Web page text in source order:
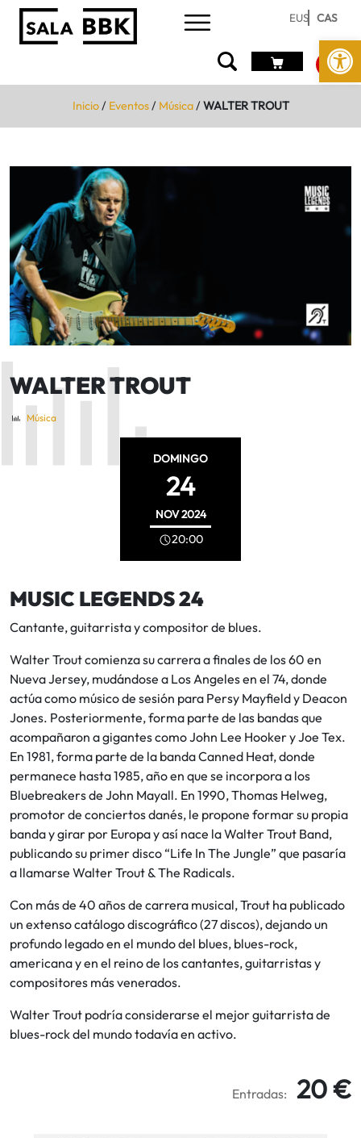
Abrir
EUS CAS
Inicio/ Eventos/ Música/WALTER TROUT
WALTER TROUT
Música
DOMINGO
24
NOV2024
20:00
MUSIC LEGENDS 24
Cantante, guitarrista y compositor de blues.
Walter Trout comienza su carrera a finales de los 60 en
Nueva Jersey, mudándose a Los Angeles en el 74, donde
actúa como músico de sesión para Persy Mayfield y Deacon
Jones. Posteriormente, forma parte de las bandas que
acompañaron a gigantes como John Lee Hooker y Joe Tex.
En 1981, forma parte de la banda Canned Heat, donde
permanece hasta 1985, año en que se incorpora a los
Bluebreakers de John Mayall. En 1990, Thomas Helweg,
promotor de conciertos danés, le propone formar su propia
banda y girar por Europa y así nace la Walter Trout Band,
publicando su primer disco “Life In The Jungle” que pasaría
a llamarse Walter Trout & The Radicals.
Con más de 40 años de carrera musical, Trout ha publicado
un extenso catálogo discográfico (27 discos), dejando un
profundo legado en el mundo del blues, blues-rock,
americana y en el reino de los cantantes, guitarristas y
compositores más venerados.
Walter Trout podría considerarse el mejor guitarrista de
blues-rock del mundo todavía en activo.
Entradas: 20 €